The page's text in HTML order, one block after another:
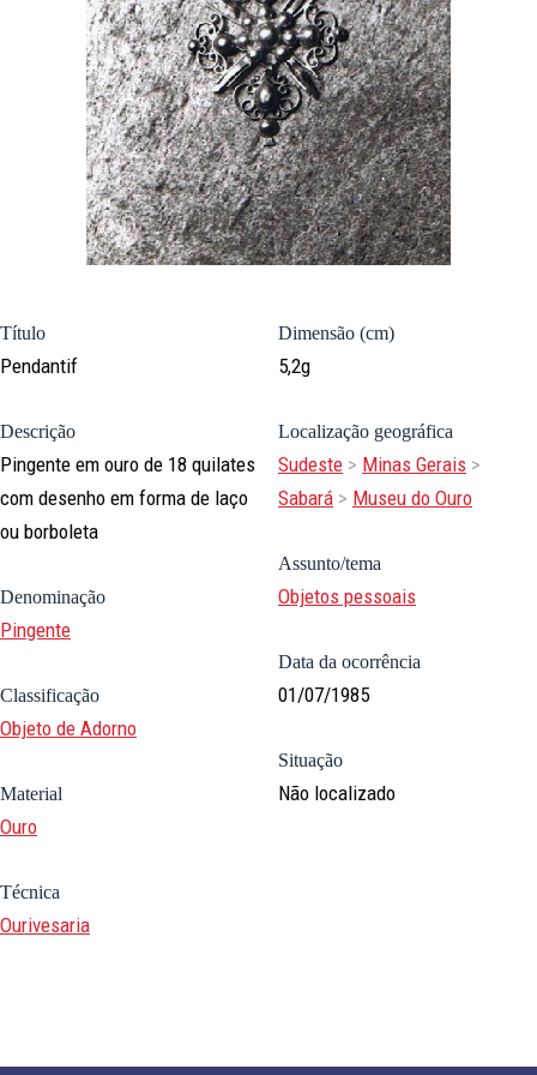
Título
Pendantif
Descrição
Pingente em ouro de 18 quilates
com desenho em forma de laço
ou borboleta
Denominação
Pingente
Classificação
Objeto de Adorno
Material
Ouro
Técnica
Ourivesaria
Dimensão (cm)
5,2g
Localização geográfica
Sudeste > Minas Gerais >
Sabará > Museu do Ouro
Assunto/tema
Objetos pessoais
Data da ocorrência
01/07/1985
Situação
Não localizado